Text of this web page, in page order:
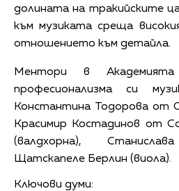
долината на тракийските
към музиката среща
отношението към детайла.
Ментори в Академията
професионализма си
Константина Тодорова от
Красимир Костадинов от
(валдхорна),
Щатскапеле Берлин (виола).
Ключови думи: